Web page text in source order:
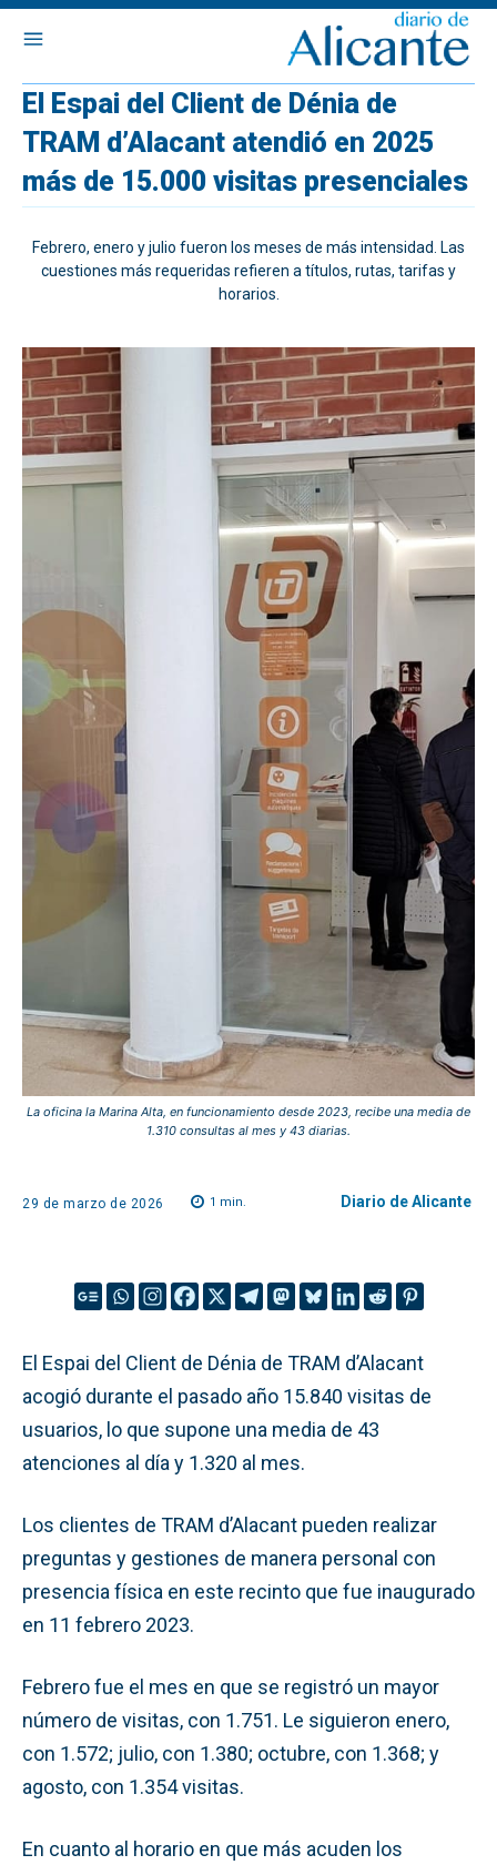
El Espai del Client de Dénia de
TRAM d’Alacant atendió en 2025
más de 15.000 visitas presenciales
Febrero, enero y julio fueron los meses de más intensidad. Las
cuestiones más requeridas refieren a títulos, rutas, tarifas y
horarios.
La oficina la Marina Alta, en funcionamiento desde 2023, recibe una media de
1.310 consultas al mes y 43 diarias.
29 de marzo de 2026 1 min. Diario de Alicante
El Espai del Client de Dénia de TRAM d’Alacant
acogió durante el pasado año 15.840 visitas de
usuarios, lo que supone una media de 43
atenciones al día y 1.320 al mes.
Los clientes de TRAM d’Alacant pueden realizar
preguntas y gestiones de manera personal con
presencia física en este recinto que fue inaugurado
en 11 febrero 2023.
Febrero fue el mes en que se registró un mayor
número de visitas, con 1.751. Le siguieron enero,
con 1.572; julio, con 1.380; octubre, con 1.368; y
agosto, con 1.354 visitas.
En cuanto al horario en que más acuden los